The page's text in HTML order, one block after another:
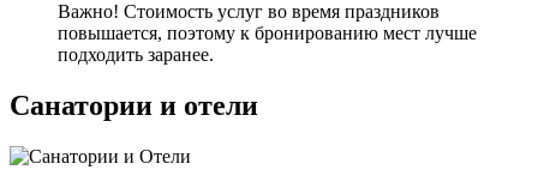
Важно! Стоимость услуг во время праздников
повышается, поэтому к бронированию мест лучше
подходить заранее.
Санатории и отели